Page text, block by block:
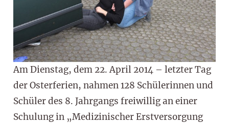
Am Dienstag, dem 22. April 2014 – letzter Tag
der Osterferien, nahmen 128 Schülerinnen und
Schüler des 8. Jahrgangs freiwillig an einer
Schulung in „Medizinischer Erstversorgung